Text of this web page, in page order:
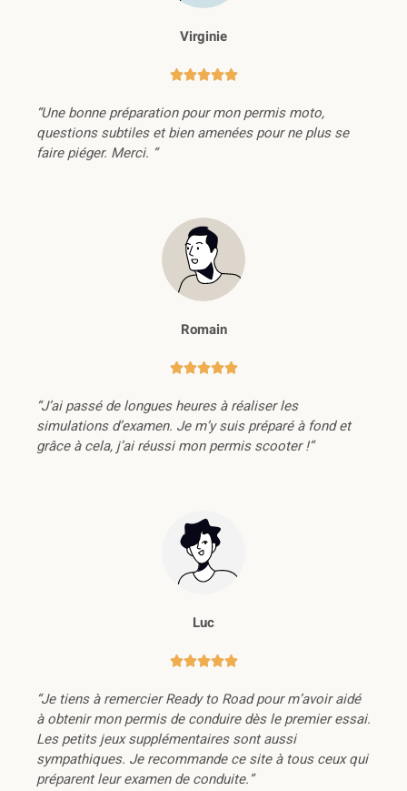
Virginie

“Une bonne préparation pour mon permis moto,
questions subtiles et bien amenées pour ne plus se
faire piéger. Merci. “
Romain

“J’ai passé de longues heures à réaliser les
simulations d’examen. Je m’y suis préparé à fond et
grâce à cela, j’ai réussi mon permis scooter !”
Luc

“Je tiens à remercier Ready to Road pour m’avoir aidé
à obtenir mon permis de conduire dès le premier essai.
Les petits jeux supplémentaires sont aussi
sympathiques. Je recommande ce site à tous ceux qui
préparent leur examen de conduite.”